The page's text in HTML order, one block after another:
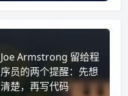
Joe Armstrong 留给程
序员的两个提醒：先想
清楚，再写代码